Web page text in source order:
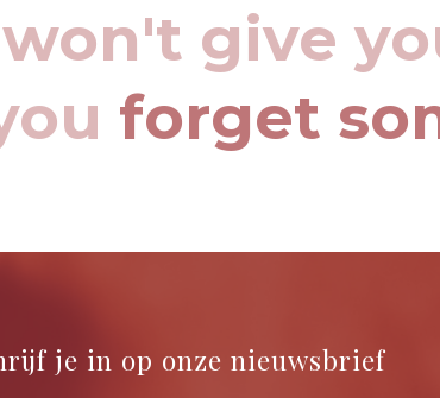
won't give
forget
je in op onze nieuwsbrief